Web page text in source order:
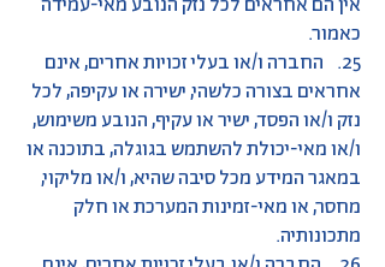
כאמור.
25. החברה ו/או בעלי זכויות אחרים, אינם
אחראים בצורה כלשהי, ישירה או עקיפה, לכל
נזק ו/או הפסד, ישיר או עקיף, הנובע משימוש,
ו/או מאי-יכולת להשתמש בגוגלה, בתוכנה או
במאגר המידע מכל סיבה שהיא, ו/או מליקוי,
מחסר, או מאי-זמינות המערכת או חלק
מתכונותיה.